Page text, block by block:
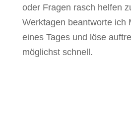
oder Fragen rasch helfen
Werktagen beantworte ich
eines Tages und löse
möglichst schnell.